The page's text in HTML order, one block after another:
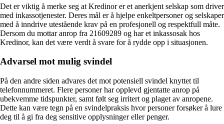
Det er viktig å merke seg at Kredinor er et anerkjent selskap som driver
med inkassotjenester. Deres mål er å hjelpe enkeltpersoner og selskaper
med å inndrive utestående krav på en profesjonell og respektfull måte.
Dersom du mottar anrop fra 21609289 og har et inkassosak hos
Kredinor, kan det være verdt å svare for å rydde opp i situasjonen.
Advarsel mot mulig svindel
På den andre siden advares det mot potensiell svindel knyttet til
telefonnummeret. Flere personer har opplevd gjentatte anrop på
ubekvemme tidspunkter, samt følt seg irritert og plaget av anropene.
Dette kan være tegn på en svindelpraksis hvor personer forsøker å lure
deg til å gi fra deg sensitive opplysninger eller penger.